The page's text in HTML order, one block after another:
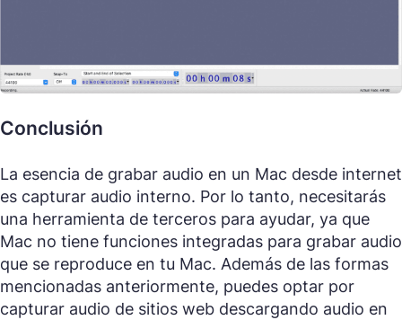
Conclusión
La esencia de grabar audio en un Mac desde internet
es capturar audio interno. Por lo tanto, necesitarás
una herramienta de terceros para ayudar, ya que
Mac no tiene funciones integradas para grabar audio
que se reproduce en tu Mac. Además de las formas
mencionadas anteriormente, puedes optar por
capturar audio de sitios web descargando audio en